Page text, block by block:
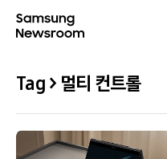
Tag > 멀티 컨트롤